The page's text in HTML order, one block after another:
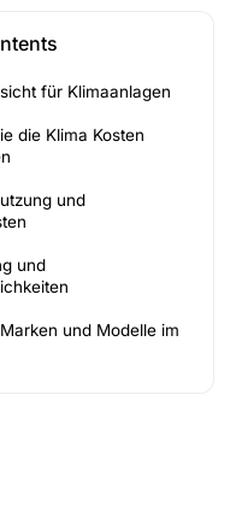
für Klimaanlagen
die Klima Kosten
und
und
und Modelle im